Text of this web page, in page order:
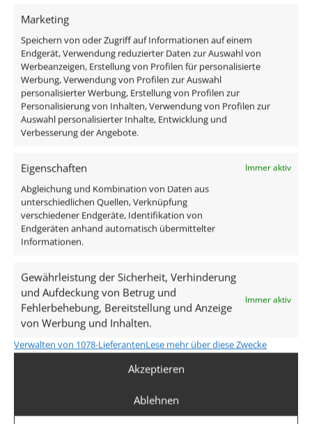
Marketing
Speichern von oder Zugriff auf Informationen auf einem
Endgerät, Verwendung reduzierter Daten zur Auswahl von
Werbeanzeigen, Erstellung von Profilen für personalisierte
Werbung, Verwendung von Profilen zur Auswahl
personalisierter Werbung, Erstellung von Profilen zur
Personalisierung von Inhalten, Verwendung von Profilen zur
Auswahl personalisierter Inhalte, Entwicklung und
Verbesserung der Angebote.
Eigenschaften Immer aktiv
Abgleichung und Kombination von Daten aus
unterschiedlichen Quellen, Verknüpfung
verschiedener Endgeräte, Identifikation von
Endgeräten anhand automatisch übermittelter
Informationen.
Gewährleistung der Sicherheit, Verhinderung
und Aufdeckung von Betrug und
Fehlerbehebung, Bereitstellung und Anzeige
von Werbung und Inhalten.
Immer aktiv
Verwalten von 1078-LieferantenLese mehr über diese Zwecke
Akzeptieren
Ablehnen
Das enthaltene Leuchtmittel verfügt über edles
Milchglas, ist austauschbar und ist direkt
anschlussfertig an 230V, da alle benötigten
Komponenten des Strahlers im Lieferumfang
1x IP44 Forma Bad Einbaurahmen Aluminium
1x ultra flaches LED-Modul 7W 1800-3000K 120°
Technische Daten
Gesamtmaße
82×82×25mm
Lochausschnitt Ø
60–68mm